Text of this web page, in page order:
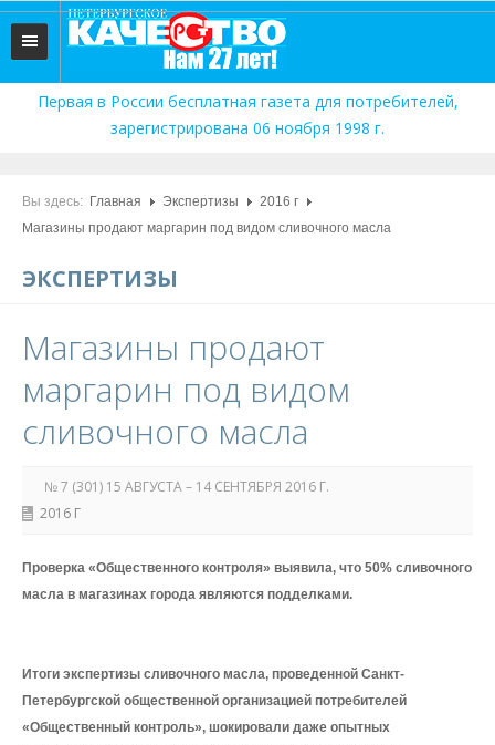
ГЛАВНАЯ
ЭКСПЕРТИЗЫ
ФАЛЬШИВЫЙ РУБЛЬ
Первая в России бесплатная газета для потребителей,
зарегистрирована 06 ноября 1998 г.
Вы здесь: Главная Экспертизы
2016 г
Магазины продают маргарин под видом сливочного масла
ЭКСПЕРТИЗЫ
Магазины продают
маргарин под видом
сливочного масла
№ 7 (301) 15 АВГУСТА – 14 СЕНТЯБРЯ 2016 Г.
2016 Г
Проверка «Общественного контроля» выявила, что 50% сливочного
масла в магазинах города являются подделками.
Итоги экспертизы сливочного масла, проведенной Санкт-
Петербургской общественной организацией потребителей
«Общественный контроль», шокировали даже опытных